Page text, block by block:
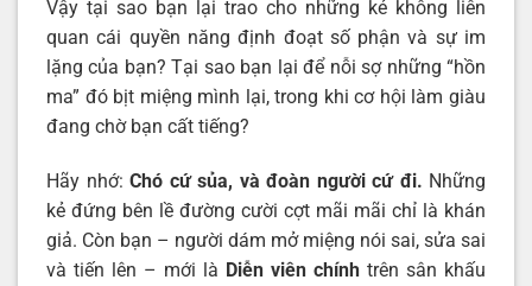
Vậy tại sao bạn lại trao cho những kẻ không liên
quan cái quyền năng định đoạt số phận và sự im
lặng của bạn? Tại sao bạn lại để nỗi sợ những “hồn
ma” đó bịt miệng mình lại, trong khi cơ hội làm giàu
đang chờ bạn cất tiếng?
Hãy nhớ: Chó cứ sủa, và đoàn người cứ đi. Những
kẻ đứng bên lề đường cười cợt mãi mãi chỉ là khán
giả. Còn bạn – người dám mở miệng nói sai, sửa sai
và tiến lên – mới là Diễn viên chính trên sân khấu